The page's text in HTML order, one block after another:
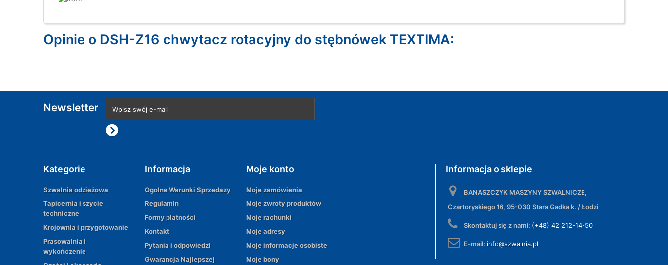
Opinie o DSH-Z16 chwytacz rotacyjny do stębnówek TEXTIMA:
Newsletter
Kategorie
Szwalnia odzieżowa
Tapicernia i szycie
techniczne
Krojownia i przygotowanie
Prasowalnia i
wykończenie
Informacja
Ogolne Warunki Sprzedazy
Regulamin
Formy płatności
Kontakt
Pytania i odpowiedzi
Gwarancja Najlepszej
Moje konto
Moje zamówienia
Moje zwroty produktów
Moje rachunki
Moje adresy
Moje informacje osobiste
Moje bony
Informacja o sklepie
BANASZCZYK MASZYNY SZWALNICZE,
Czartoryskiego 16, 95-030 Stara Gadka k. / Łodzi
Skontaktuj się z nami: (+48) 42 212-14-50
E-mail: info@szwalnia.pl